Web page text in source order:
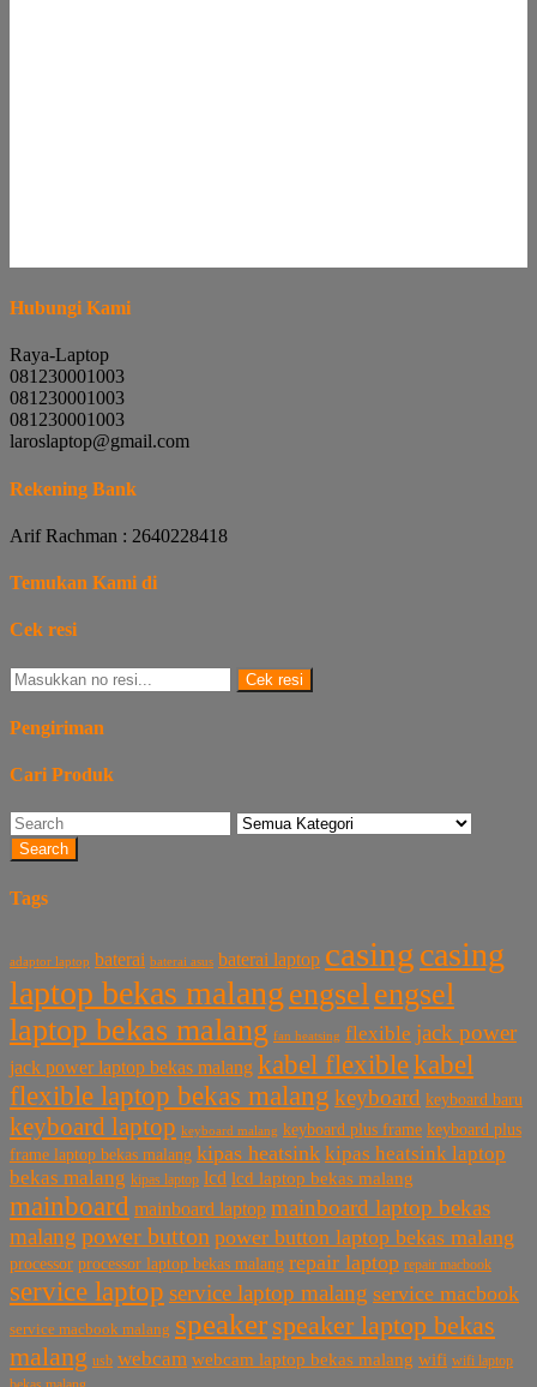
Hubungi Kami
Raya-Laptop
081230001003
081230001003
081230001003
laroslaptop@gmail.com
Rekening Bank
Arif Rachman : 2640228418
Temukan Kami di
Cek resi
Cek resi
Pengiriman
Cari Produk
Search
Tags
adaptor laptop baterai baterai asus baterai laptop casing casing
laptop bekas malang engselengsel
laptop bekas malang fan heatsing flexible jack power
jack power laptop bekas malang kabel flexiblekabel
flexible laptop bekas malang keyboard keyboard baru
keyboard laptop keyboard malang keyboard plus frame keyboard plus
frame laptop bekas malang kipas heatsink kipas heatsink laptop
bekas malang kipas laptop lcd lcd laptop bekas malang
mainboard mainboard laptop mainboard laptop bekas
malang power button power button laptop bekas malang
processor processor laptop bekas malang repair laptop repair macbook
service laptop service laptop malang service macbook
service macbook malang speaker speaker laptop bekas
malang usb webcam webcam laptop bekas malang wifi wifi laptop